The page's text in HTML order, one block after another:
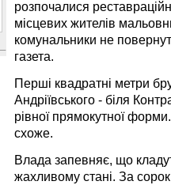
розпочалися
місцевих жителів
комунальники не
газета.
Перші квадратні метри
Андріївського - біля
рівної прямокутної форми.
схоже.
Влада запевняє, що
жахливому стані. За